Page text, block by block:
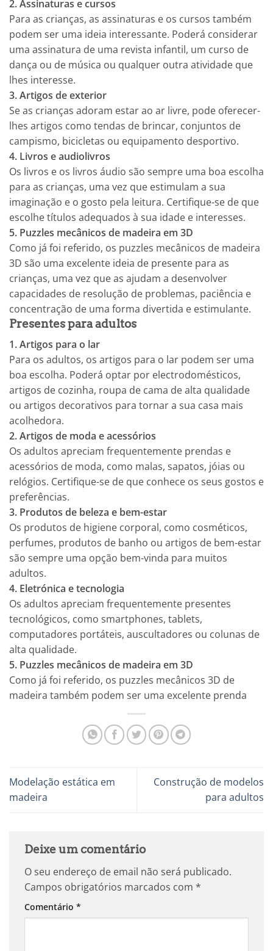
2. Assinaturas e cursos
Para as crianças, as assinaturas e os cursos também
podem ser uma ideia interessante. Poderá considerar
uma assinatura de uma revista infantil, um curso de
dança ou de música ou qualquer outra atividade que
lhes interesse.
3. Artigos de exterior
Se as crianças adoram estar ao ar livre, pode oferecer-
lhes artigos como tendas de brincar, conjuntos de
campismo, bicicletas ou equipamento desportivo.
4. Livros e audiolivros
Os livros e os livros áudio são sempre uma boa escolha
para as crianças, uma vez que estimulam a sua
imaginação e o gosto pela leitura. Certifique-se de que
escolhe títulos adequados à sua idade e interesses.
5. Puzzles mecânicos de madeira em 3D
Como já foi referido, os puzzles mecânicos de madeira
3D são uma excelente ideia de presente para as
crianças, uma vez que as ajudam a desenvolver
capacidades de resolução de problemas, paciência e
concentração de uma forma divertida e estimulante.
Presentes para adultos
1. Artigos para o lar
Para os adultos, os artigos para o lar podem ser uma
boa escolha. Poderá optar por electrodomésticos,
artigos de cozinha, roupa de cama de alta qualidade
ou artigos decorativos para tornar a sua casa mais
acolhedora.
2. Artigos de moda e acessórios
Os adultos apreciam frequentemente prendas e
acessórios de moda, como malas, sapatos, jóias ou
relógios. Certifique-se de que conhece os seus gostos e
preferências.
3. Produtos de beleza e bem-estar
Os produtos de higiene corporal, como cosméticos,
perfumes, produtos de banho ou artigos de bem-estar
são sempre uma opção bem-vinda para muitos
adultos.
4. Eletrónica e tecnologia
Os adultos apreciam frequentemente presentes
tecnológicos, como smartphones, tablets,
computadores portáteis, auscultadores ou colunas de
alta qualidade.
5. Puzzles mecânicos de madeira em 3D
Como já foi referido, os puzzles mecânicos 3D de
madeira também podem ser uma excelente prenda
Modelação estática em
madeira
Construção de modelos
para adultos
Deixe um comentário
O seu endereço de email não será publicado.
Campos obrigatórios marcados com *
Comentário *